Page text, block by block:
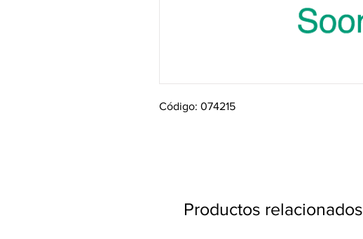
Código: 074215
Productos relacionados